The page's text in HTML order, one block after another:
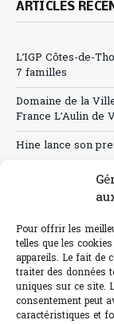
Pour offrir les
telles que les
appareils. Le fait de
traiter des données
uniques sur ce site.
consentement peut
caractéristiques et
ARTICLES
L’IGP Côtes-de-
7 familles
Domaine de la
France L’Aulin de
Hine lance son
Canicule : A
Sélection de rosés
L'abus